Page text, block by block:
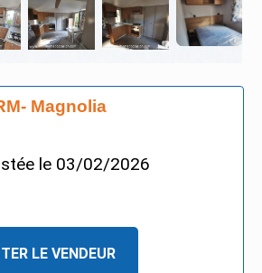
Magnolia
le 03/02/2026
LE VENDEUR